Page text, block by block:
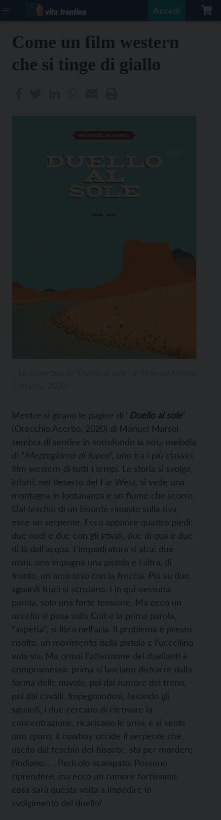
Accedi
Come un film western
che si tinge di giallo
Mentre si girano le pagine di “Duello al sole”
(Orecchio Acerbo, 2020) di Manuel Marsol
sembra di sentire in sottofondo la nota melodia
di “Mezzogiorno di fuoco”, uno tra i più classici
film western di tutti i tempi. La storia si svolge,
infatti, nel deserto del Far West, si vede una
montagna in lontananza e un fiume che scorre.
Dal teschio di un bisonte rimasto sulla riva
esce un serpente. Ecco apparire quattro piedi:
due nudi e due con gli stivali, due di qua e due
di là dall’acqua. L’inquadratura si alza: due
mani, una impugna una pistola e l’altra, di
fronte, un arco teso con la freccia. Più su due
sguardi truci si scrutano. Fin qui nessuna
parola, solo una forte tensione. Ma ecco un
uccello si posa sulla Colt e la prima parola,
“aspetta”, si libra nell’aria. Il problema è presto
risolto, un movimento della pistola e l’uccellino
vola via. Ma ormai l’attenzione dei duellanti è
compromessa: prima si lasciano distrarre dalla
forma delle nuvole, poi dal rumore del treno,
poi dai cavalli. Impegnandosi, fissando gli
sguardi, i due cercano di ritrovare la
concentrazione, ricaricano le armi, e si sente
uno sparo: il cowboy uccide il serpente che,
uscito dal teschio del bisonte, sta per mordere
l’indiano… . Pericolo scampato. Possono
riprendere, ma ecco un rumore fortissimo,
cosa sarà questa volta a impedire lo
svolgimento del duello?